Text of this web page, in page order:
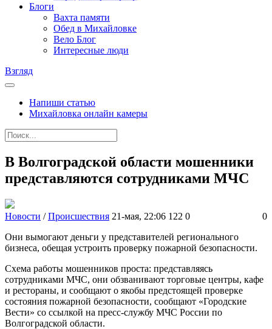
Блоги
Вахта памяти
Обед в Михайловке
Вело Блог
Интересные люди
Взгляд
Напиши статью
Михайловка онлайн камеры
В Волгоградской области мошенники
представляются сотрудниками МЧС
Новости /Происшествия 21-мая, 22:06 122 0
0
Они вымогают деньги у представителей регионального
бизнеса, обещая устроить проверку пожарной безопасности.
Схема работы мошенников проста: представляясь
сотрудниками МЧС, они обзванивают торговые центры, кафе
и рестораны, и сообщают о якобы предстоящей проверке
состояния пожарной безопасности, сообщают «Городские
Вести» со ссылкой на пресс-службу МЧС России по
Волгоградской области.